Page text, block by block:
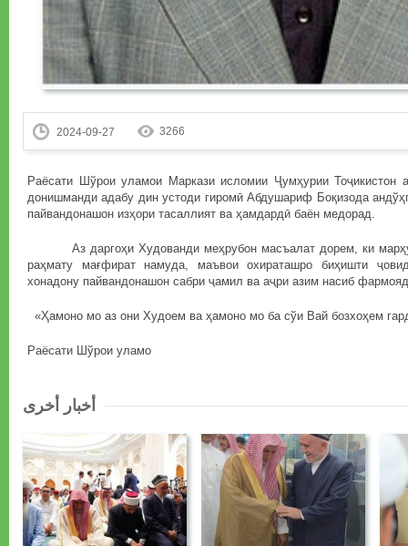
2024-09-27 3266
Раёсати Шўрои уламои Маркази исломии Ҷумҳурии Тоҷикистон
донишманди адабу дин устоди гиромӣ Абдушариф Боқизода
пайвандонашон изҳори тасаллият ва ҳамдардӣ баён медорад.
Аз даргоҳи Худованди меҳрубон масъалат дорем, ки
раҳмату мағфират намуда, маъвои охираташро биҳишти
хонадону пайвандонашон сабри ҷамил ва аҷри азим насиб
«Ҳамоно мо аз они Худоем ва ҳамоно мо ба сўи Вай бозхоҳем
Раёсати Шўрои уламо
أخبار أخرى